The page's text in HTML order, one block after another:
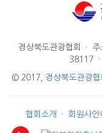
경상북도관광협회 ·
주
38117
·
© 2017, 경상북도관광협
협회소개 · 회원사안